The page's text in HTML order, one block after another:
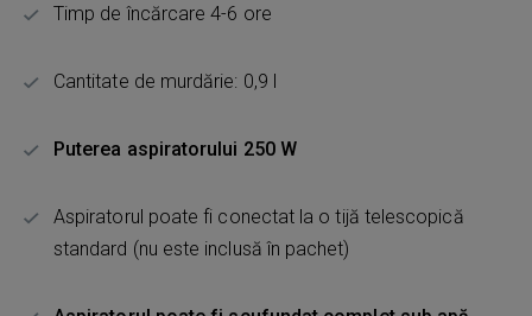
Timp de încărcare 4-6 ore
Cantitate de murdărie: 0,9 l
Puterea aspiratorului 250 W
Aspiratorul poate fi conectat la o tijă telescopică
standard (nu este inclusă în pachet)